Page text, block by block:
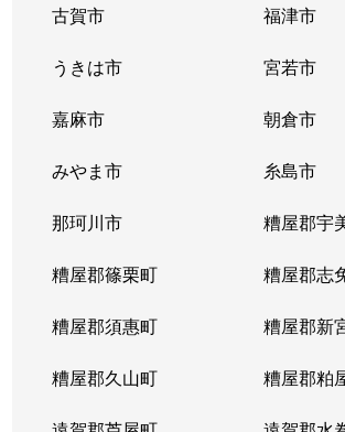
古賀市 福津市
うきは市 宮若市
嘉麻市 朝倉市
みやま市 糸島市
那珂川市 糟屋郡宇
糟屋郡篠栗町 糟屋郡志
糟屋郡須惠町 糟屋郡新
糟屋郡久山町 糟屋郡粕